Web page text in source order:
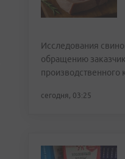
Исследования
обращению
производственного
сегодня, 03:25